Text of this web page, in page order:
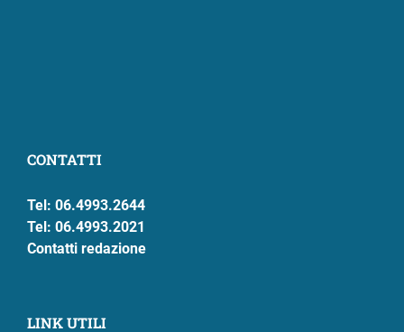
CONTATTI
Tel: 06.4993.2644
Tel: 06.4993.2021
Contatti redazione
LINK UTILI